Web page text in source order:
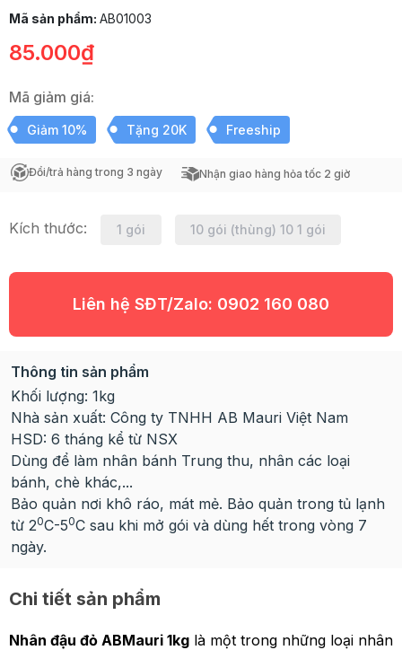
Mã sản phẩm: AB01003
85.000₫
Mã giảm giá:
Giảm 10% Tặng 20K Freeship
Đổi/trả hàng trong 3 ngày Nhận giao hàng hỏa tốc 2 giờ
Kích thước: 1 gói 10 gói (thùng) 10 1 gói
Liên hệ SĐT/Zalo: 0902 160 080
Thông tin sản phẩm
Khối lượng: 1kg
Nhà sản xuất: Công ty TNHH AB Mauri Việt Nam
HSD: 6 tháng kể từ NSX
Dùng để làm nhân bánh Trung thu, nhân các loại
bánh, chè khác,...
Bảo quản nơi khô ráo, mát mẻ. Bảo quản trong tủ lạnh
từ 20C-50C sau khi mở gói và dùng hết trong vòng 7
ngày.
Chi tiết sản phẩm
Nhân đậu đỏ ABMauri 1kg là một trong những loại nhân